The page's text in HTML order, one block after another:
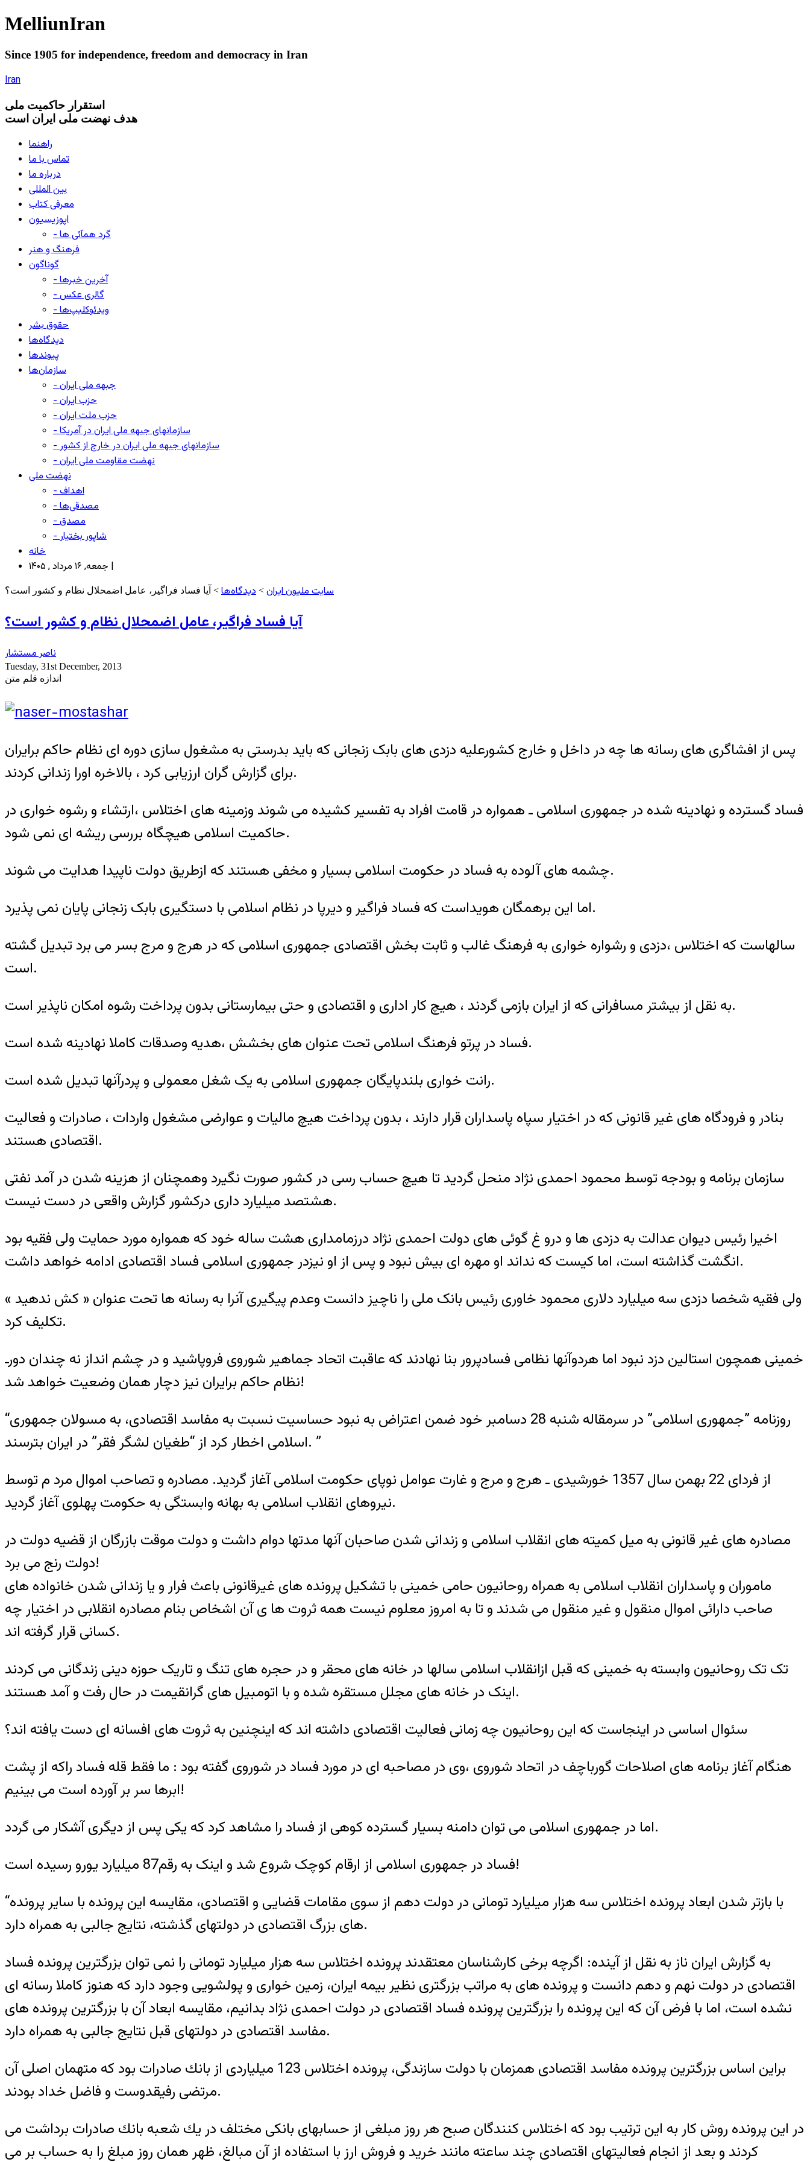
MelliunIran
Since 1905 for independence, freedom and democracy in Iran
Iran
استقرار حاکميت ملی
هدف نهضت ملی ایران است
راهنما
تماس با ما
درباره ما
بین المللی
معرفی کتاب
اپوزیسیون
- گرد همآئی ها
فرهنگ و هنر
گوناگون
- آخرین خبرها
- گالری عکس
- ویدئوکلیپ‌ها
حقوق بشر
دیدگاه‌ها
پیوندها
سازمان‌ها
- جبهه ملی ایران
- حزب ایران
- حزب ملت ایران
- سازمانهای جبهه ملی ایران در آمریکا
- سازمانهای جبهه ملی ایران در خارج از کشور
- نهضت مقاومت ملی ایران
نهضت ملی
- اهداف
- مصدقی‌ها
- مصدق
- شاپور بختیار
خانه
جمعه, ۱۶ مرداد , ۱۴۰۵ |
سایت ملیون ایران > دیدگاه‌ها > آیا فساد فراگیر، عامل اضمحلال نظام و کشور است؟
آیا فساد فراگیر، عامل اضمحلال نظام و کشور است؟
ناصر مستشار
Tuesday, 31st December, 2013
اندازه قلم متن
پس از افشاگری های رسانه ها چه در داخل و خارج کشورعلیه دزدی های بابک زنجانی که باید بدرستی به مشغول سازی دوره ای نظام حاکم برایران
برای گزارش گران ارزیابی کرد ، بالاخره اورا زندانی کردند.
فساد گسترده و نهادینه شده در جمهوری اسلامی ـ همواره در قامت افراد به تفسیر کشیده می شوند وزمینه های اختلاس ،ارتشاء و رشوه خواری در
حاکمیت اسلامی هیچگاه بررسی ریشه ای نمی شود.
چشمه های آلوده به فساد در حکومت اسلامی بسیار و مخفی هستند که ازطریق دولت ناپیدا هدایت می شوند.
اما این برهمگان هویداست که فساد فراگیر و دیرپا در نظام اسلامی با دستگیری بابک زنجانی پایان نمی پذیرد.
سالهاست که اختلاس ،دزدی و رشواره خواری به فرهنگ غالب و ثابت بخش اقتصادی جمهوری اسلامی که در هرج و مرج بسر می برد تبدیل گشته
است.
به نقل از بیشتر مسافرانی که از ایران بازمی گردند ، هیچ کار اداری و اقتصادی و حتی بیمارستانی بدون پرداخت رشوه امکان ناپذیر است.
فساد در پرتو فرهنگ اسلامی تحت عنوان های بخشش ،هدیه وصدقات کاملا نهادینه شده است.
رانت خواری بلندپایگان جمهوری اسلامی به یک شغل معمولی و پردرآنها تبدیل شده است.
بنادر و فرودگاه های غیر قانونی که در اختیار سپاه پاسداران قرار دارند ، بدون پرداخت هیچ مالیات و عوارضی مشغول واردات ، صادرات و فعالیت
اقتصادی هستند.
سازمان برنامه و بودجه توسط محمود احمدی نژاد منحل گردید تا هیچ حساب رسی در کشور صورت نگیرد وهمچنان از هزینه شدن در آمد نفتی
هشتصد میلیارد داری درکشور گزارش واقعی در دست نیست.
اخیرا رئیس دیوان عدالت به دزدی ها و درو غ گوئی های دولت احمدی نژاد درزمامداری هشت ساله خود که همواره مورد حمایت ولی فقیه بود
انگشت گذاشته است، اما کیست که نداند او مهره ای بیش نبود و پس از او نیزدر جمهوری اسلامی فساد اقتصادی ادامه خواهد داشت.
ولی فقیه شخصا دزدی سه میلیارد دلاری محمود خاوری رئیس بانک ملی را ناچیز دانست وعدم پیگیری آنرا به رسانه ها تحت عنوان « کش ندهید »
تکلیف کرد.
خمینی همچون استالین دزد نبود اما هردوآنها نظامی فسادپرور بنا نهادند که عاقبت اتحاد جماهیر شوروی فروپاشید و در چشم انداز نه چندان دورـ
نظام حاکم برایران نیز دچار همان وضعیت خواهد شد!
“روزنامه ”جمهوری اسلامی” در سرمقاله شنبه 28 دسامبر خود ضمن اعتراض به نبود حساسیت نسبت به مفاسد اقتصادی، به مسولان جمهوری
اسلامی اخطار کرد از “طغیان لشگر فقر” در ایران بترسند. ”
از فردای 22 بهمن سال 1357 خورشیدی ـ هرج و مرج و غارت عوامل نوپای حکومت اسلامی آغاز گردید. مصادره و تصاحب اموال مرد م توسط
نیروهای انقلاب اسلامی به بهانه وابستگی به حکومت پهلوی آغاز گردید.
مصادره های غیر قانونی به میل کمیته های انقلاب اسلامی و زندانی شدن صاحبان آنها مدتها دوام داشت و دولت موقت بازرگان از قضیه دولت در
دولت رنج می برد!
ماموران و پاسداران انقلاب اسلامی به همراه روحانیون حامی خمینی با تشکیل پرونده های غیرقانونی باعث فرار و یا زندانی شدن خانواده های
صاحب دارائی اموال منقول و غیر منقول می شدند و تا به امروز معلوم نیست همه ثروت ها ی آن اشخاص بنام مصادره انقلابی در اختیار چه
کسانی قرار گرفته اند.
تک تک روحانیون وابسته به خمینی که قبل ازانقلاب اسلامی سالها در خانه های محقر و در حجره های تنگ و تاریک حوزه دینی زندگانی می کردند
اینک در خانه های مجلل مستقره شده و با اتومبیل های گرانقیمت در حال رفت و آمد هستند.
سئوال اساسی در اینجاست که این روحانیون چه زمانی فعالیت اقتصادی داشته اند که اینچنین به ثروت های افسانه ای دست یافته اند؟
هنگام آغاز برنامه های اصلاحات گورباچف در اتحاد شوروی ،وی در مصاحبه ای در مورد فساد در شوروی گفته بود : ما فقط قله فساد راکه از پشت
ابرها سر بر آورده است می بینیم!
اما در جمهوری اسلامی می توان دامنه بسیار گسترده کوهی از فساد را مشاهد کرد که یکی پس از دیگری آشکار می گردد.
فساد در جمهوری اسلامی از ارقام کوچک شروع شد و اینک به رقم87 میلیارد یورو رسیده است!
“با بازتر شدن ابعاد پرونده اختلاس سه هزار میلیارد تومانی در دولت دهم از سوی مقامات قضایی و اقتصادی، مقایسه این پرونده با سایر پرونده
های بزرگ اقتصادی در دولتهای گذشته، نتایج جالبی به همراه دارد.
به گزارش ایران ناز به نقل از آینده: اگرچه برخی كارشناسان معتقدند پرونده اختلاس سه هزار میلیارد تومانی را نمی توان بزرگترین پرونده فساد
اقتصادی در دولت نهم و دهم دانست و پرونده های به مراتب بزرگتری نظیر بیمه ایران، زمین خواری و پولشویی وجود دارد كه هنوز كاملا رسانه ای
نشده است، اما با فرض آن كه این پرونده را بزرگترین پرونده فساد اقتصادی در دولت احمدی نژاد بدانیم، مقایسه ابعاد آن با بزرگترین پرونده های
مفاسد اقتصادی در دولتهای قبل نتایج جالبی به همراه دارد.
براین اساس بزرگترین پرونده مفاسد اقتصادی همزمان با دولت سازندگی، پرونده اختلاس 123 میلیاردی از بانك صادرات بود كه متهمان اصلی آن
مرتضی رفیقدوست و فاضل خداد بودند.
در این پرونده روش كار به این ترتیب بود كه اختلاس كنندگان صبح هر روز مبلغی از حسابهای بانكی مختلف در یك شعبه بانك صادرات برداشت می
كردند و بعد از انجام فعالیتهای اقتصادی چند ساعته مانند خرید و فروش ارز با استفاده از آن مبالغ، ظهر همان روز مبلغ را به حساب بر می